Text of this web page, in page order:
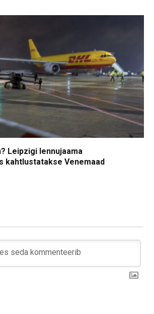
Leipzigi lennujaama
kahtlustatakse Venemaad